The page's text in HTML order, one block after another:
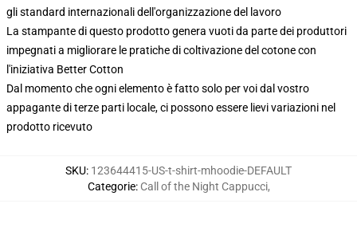
gli standard internazionali dell'organizzazione del lavoro
La stampante di questo prodotto genera vuoti da parte dei produttori
impegnati a migliorare le pratiche di coltivazione del cotone con
l'iniziativa Better Cotton
Dal momento che ogni elemento è fatto solo per voi dal vostro
appagante di terze parti locale, ci possono essere lievi variazioni nel
prodotto ricevuto
SKU: 123644415-US-t-shirt-mhoodie-DEFAULT
Categorie: Call of the Night Cappucci,